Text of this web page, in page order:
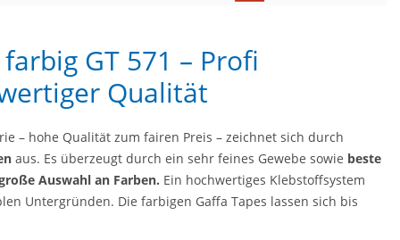
GT 571 – Profi
Qualität
– hohe Qualität zum fairen Preis – zeichnet sich durch
aus. Es überzeugt durch ein sehr feines Gewebe sowie beste
Auswahl an Farben. Ein hochwertiges Klebstoffsystem
Untergründen. Die farbigen Gaffa Tapes lassen sich bis